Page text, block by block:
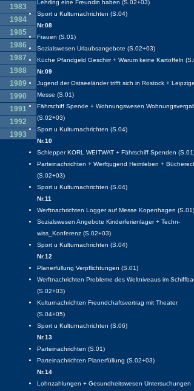
1983
1984
1985
1986
1987
1988
1989
1990
1991
1992
1993
Lehrling eine Freundin haben (S.02+03)
Sport u Kulturnachrichten (S.04)
Nr.08
Frauen (S.01)
Sozialswesen Urlaubsangebote (S.02+03)
Küche Pfandgeld Geschirr + Warum keine Kartoffeln
Nr.09
Jugend der Ostseeländer trifft sich in Rostock + Leipziger
Messe (S.01)
Fährschiff Spende + Wohnungswesen
(S.02+03)
Sport u Kulturnachrichten (S.04)
Nr.10
Schlepper KORL WEITWAT + Fährschiff Spenden (S.01)
Parteinachrichten + Werftjugend Heimleben +
(S.02+03)
Sport u Kulturnachrichten (S.04)
Nr.11
Werftnachrichten Logger auf Messe Kopenhagen (S.01)
Sozialswesen Angebote Kinderferienlager + Techn-
wiss_Konferenz (S.02+03)
Sport u Kulturnachrichten (S.04)
Nr.12
Planerfüllung Verpflichtungen (S.01)
Werftnachrichten Probleme des Weltniveaus im Schiffbau
(S.02+03)
Kulturnachrichten Freundchaftsvertrag mit Theater
(S.04+05)
Sport u Kulturnachrichten (S.06)
Nr.13
Parteinachrichten (S.01)
Parteinachrichten Planerfüllung (S.02+03)
Nr.14
Lohnzahlungen + Gesundheitswesen Untersuchungen